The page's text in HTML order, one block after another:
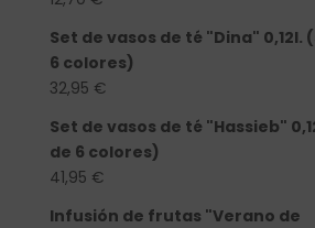
Set de vasos de té "Dina" 0,12l.
6 colores)
32,95 €
Set de vasos de té "Hassieb"
de 6 colores)
41,95 €
Infusión de frutas "Verano de